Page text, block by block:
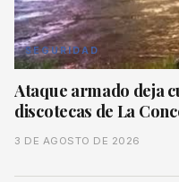
SEGURIDAD
Ataque armado deja
discotecas de La
3 DE AGOSTO DE 2026